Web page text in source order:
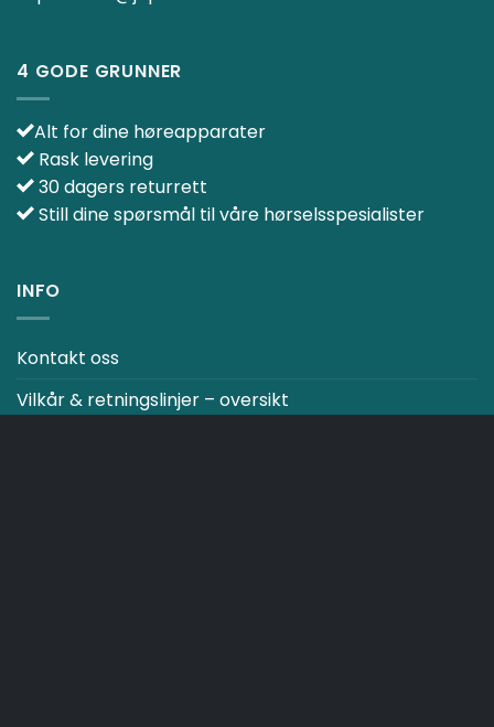
4 GODE GRUNNER
Alt for dine høreapparater
Rask levering
30 dagers returrett
Still dine spørsmål til våre hørselsspesialister
INFO
Kontakt oss
Vilkår & retningslinjer – oversikt